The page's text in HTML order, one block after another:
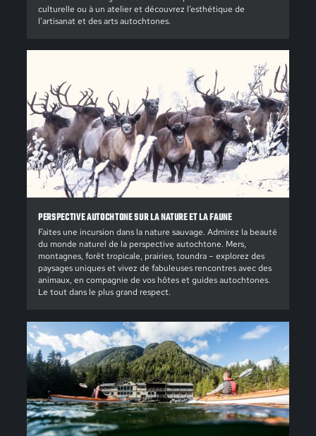
culturelle ou à un atelier et découvrez l’esthétique de
l’artisanat et des arts autochtones.
PERSPECTIVE AUTOCHTONE SUR LA NATURE ET LA FAUNE
Faites une incursion dans la nature sauvage. Admirez la beauté
du monde naturel de la perspective autochtone. Mers,
montagnes, forêt tropicale, prairies, toundra – explorez des
paysages uniques et vivez de fabuleuses rencontres avec des
animaux, en compagnie de vos hôtes et guides autochtones.
Le tout dans le plus grand respect.